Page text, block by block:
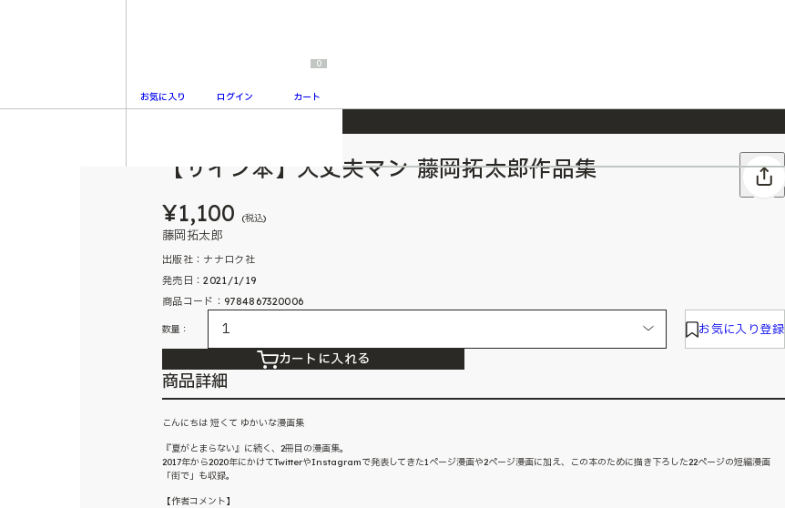
2026/7/23 『ONE PIECE magazine 021 ONE PIECEカード付き同梱版』発売延期のご案内
お気に入り ログイン
0
カート
【サイン本】大丈夫マン 藤岡拓太郎作品集
¥1,100 (税込)
藤岡拓太郎
出版社：ナナロク社
発売日：2021/1/19
商品コード：9784867320006
数量： お気に入り登録
カートに入れる
商品詳細
こんにちは 短くて ゆかいな漫画集
『夏がとまらない』に続く、2冊目の漫画集。
2017年から2020年にかけてTwitterやInstagramで発表してきた1ページ漫画や2ページ漫画に加え、この本のために描き下ろした22ページの短編漫画
「街で」も収録。
【作者コメント】